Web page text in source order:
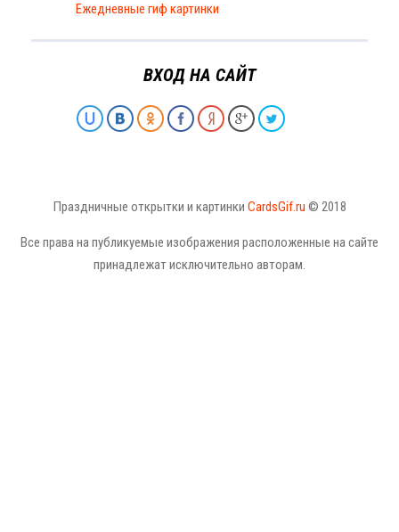
Ежедневные гиф картинки
ВХОД НА САЙТ
Праздничные открытки и картинки CardsGif.ru © 2018
Все права на публикуемые изображения расположенные на сайте
принадлежат исключительно авторам.